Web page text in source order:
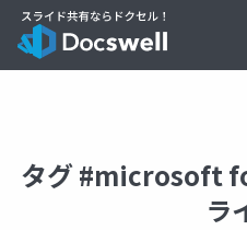
タグ #microsoft
ラ